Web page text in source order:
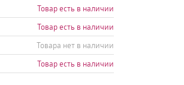
Товар есть в наличии
Товар есть в наличии
Товара нет в наличии
Товар есть в наличии